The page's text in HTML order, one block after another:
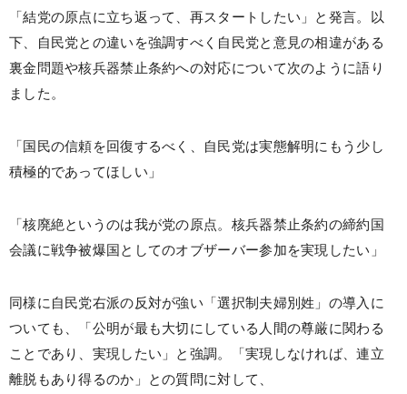
「結党の原点に立ち返って、再スタートしたい」と発言。以
下、自民党との違いを強調すべく自民党と意見の相違がある
裏金問題や核兵器禁止条約への対応について次のように語り
ました。
「国民の信頼を回復するべく、自民党は実態解明にもう少し
積極的であってほしい」
「核廃絶というのは我が党の原点。核兵器禁止条約の締約国
会議に戦争被爆国としてのオブザーバー参加を実現したい」
同様に自民党右派の反対が強い「選択制夫婦別姓」の導入に
ついても、「公明が最も大切にしている人間の尊厳に関わる
ことであり、実現したい」と強調。「実現しなければ、連立
離脱もあり得るのか」との質問に対して、